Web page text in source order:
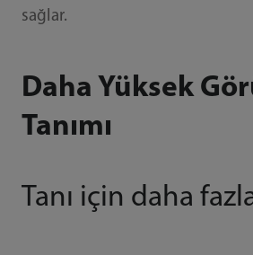
sağlar.
Daha Yüksek
Tanımı
Tanı için daha